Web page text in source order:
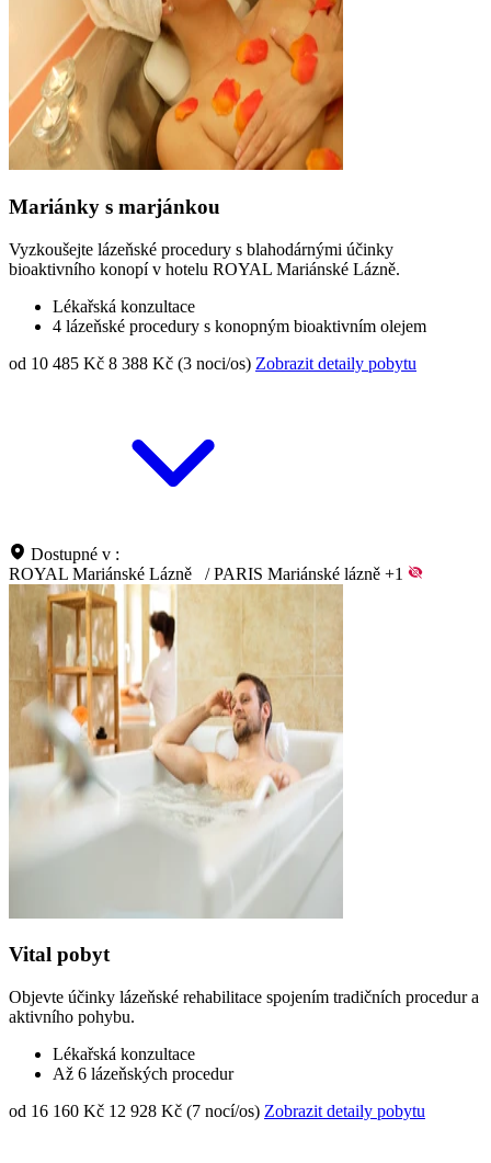
Mariánky s marjánkou
Vyzkoušejte lázeňské procedury s blahodárnými účinky
bioaktivního konopí v hotelu ROYAL Mariánské Lázně.
Lékařská konzultace
4 lázeňské procedury s konopným bioaktivním olejem
od 10 485 Kč 8 388 Kč (3 noci/os) Zobrazit detaily pobytu
Dostupné v :
ROYAL Mariánské Lázně
/ PARIS Mariánské lázně +1
Vital pobyt
Objevte účinky lázeňské rehabilitace spojením tradičních procedur a
aktivního pohybu.
Lékařská konzultace
Až 6 lázeňských procedur
od 16 160 Kč 12 928 Kč (7 nocí/os) Zobrazit detaily pobytu